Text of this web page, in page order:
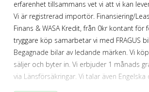
Mil från Mil till
Fler val
erfarenhet tillsammans vet vi att vi kan
Vi är registrerad importör. Finansiering/
Finans & WASA Kredit, från 0kr kontant för
tryggare köp samarbetar vi med FRAGUS
Begagnade bilar av ledande märken. Vi
säljer och byter in. Vi erbjuder 1 månads
via Länsförsäkringar. Vi talar även Engelska